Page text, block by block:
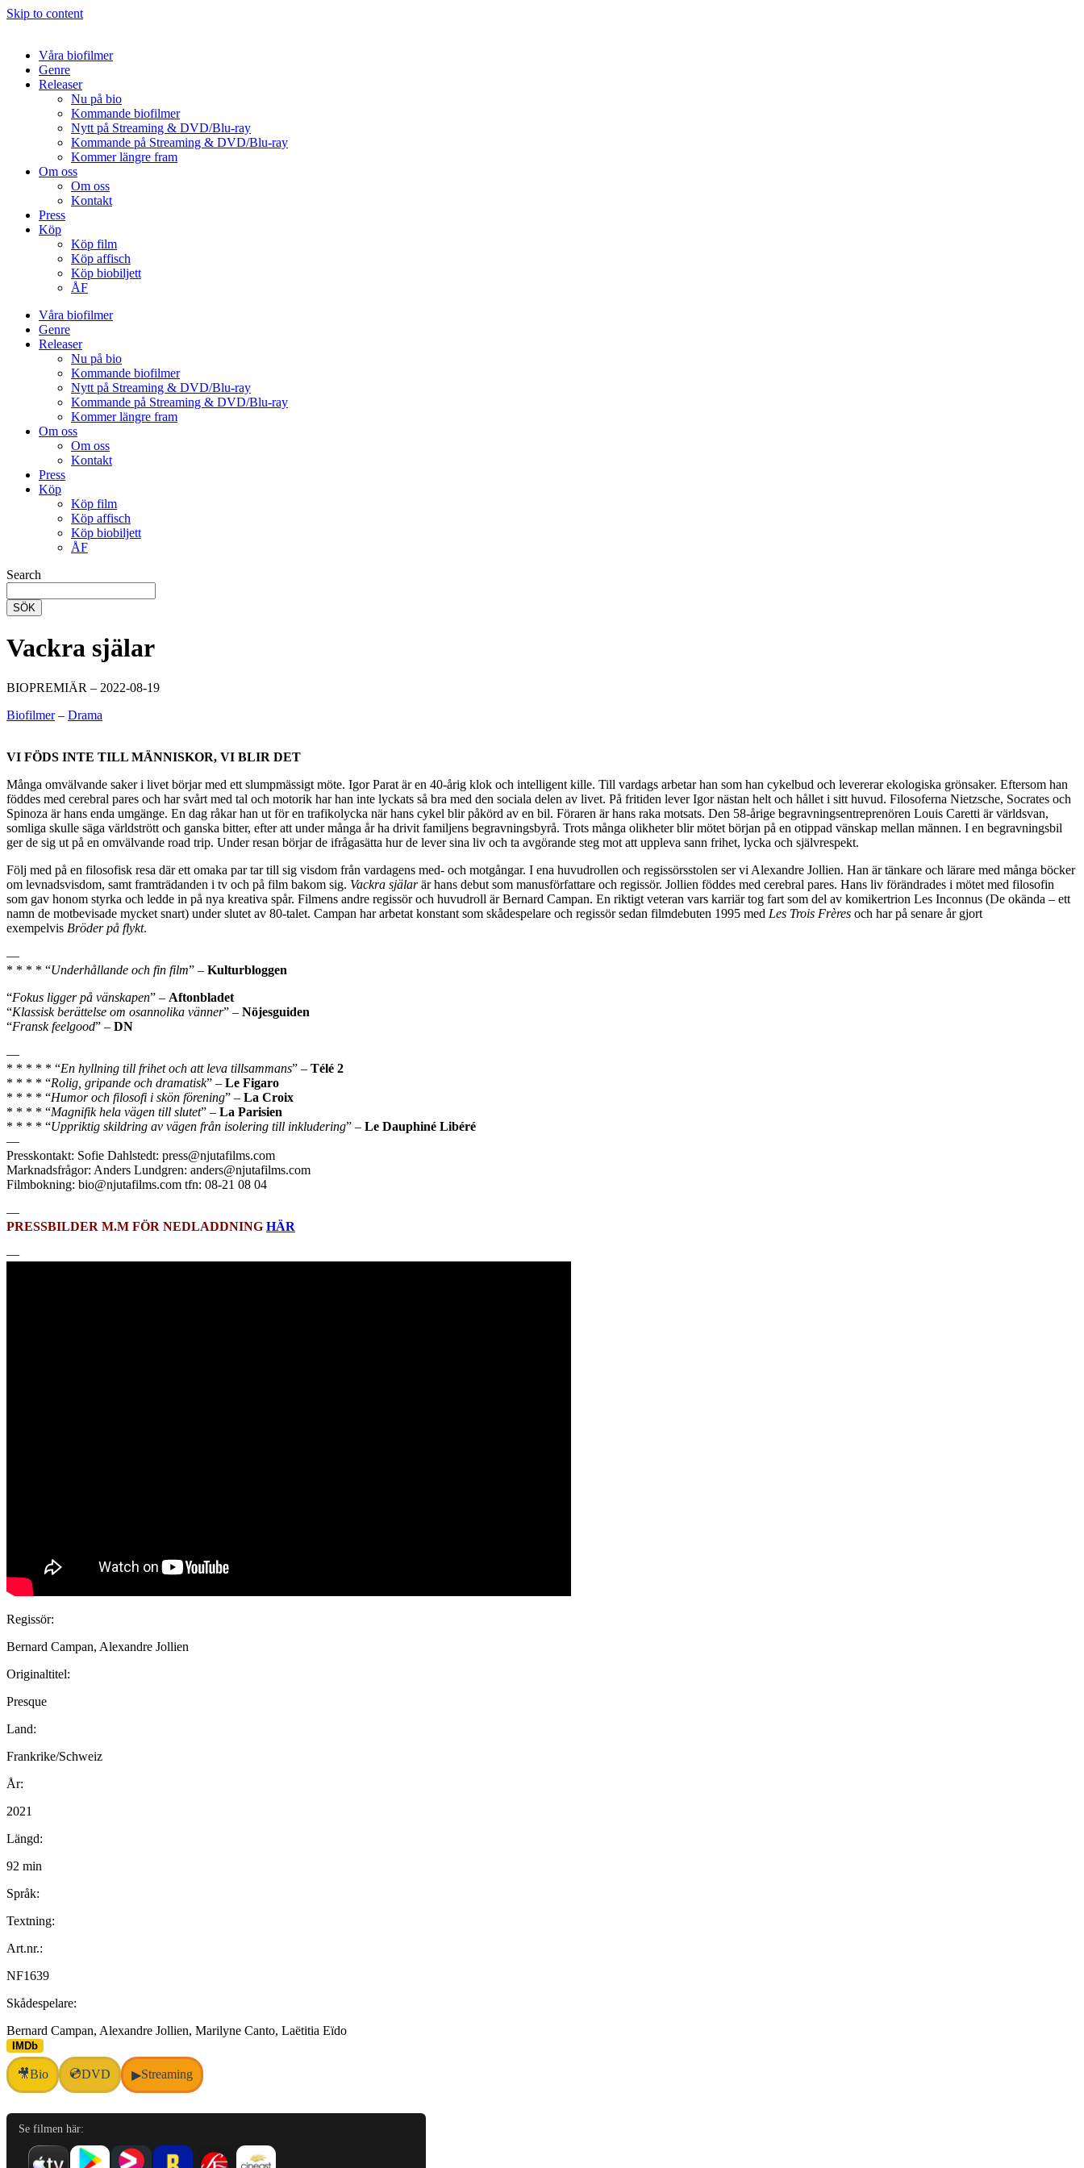
Skip to content
Våra biofilmer
Genre
Releaser
Nu på bio
Kommande biofilmer
Nytt på Streaming & DVD/Blu-ray
Kommande på Streaming & DVD/Blu-ray
Kommer längre fram
Om oss
Om oss
Kontakt
Press
Köp
Köp film
Köp affisch
Köp biobiljett
ÅF
Våra biofilmer
Genre
Releaser
Nu på bio
Kommande biofilmer
Nytt på Streaming & DVD/Blu-ray
Kommande på Streaming & DVD/Blu-ray
Kommer längre fram
Om oss
Om oss
Kontakt
Press
Köp
Köp film
Köp affisch
Köp biobiljett
ÅF
Search
SÖK
Vackra själar
BIOPREMIÄR – 2022-08-19
Biofilmer– Drama
VI FÖDS INTE TILL MÄNNISKOR, VI BLIR DET
Många omvälvande saker i livet börjar med ett slumpmässigt möte. Igor Parat är en 40-årig klok och intelligent kille. Till vardags arbetar han som han cykelbud och levererar ekologiska grönsaker. Eftersom han
föddes med cerebral pares och har svårt med tal och motorik har han inte lyckats så bra med den sociala delen av livet. På fritiden lever Igor nästan helt och hållet i sitt huvud. Filosoferna Nietzsche, Socrates och
Spinoza är hans enda umgänge. En dag råkar han ut för en trafikolycka när hans cykel blir påkörd av en bil. Föraren är hans raka motsats. Den 58-årige begravningsentreprenören Louis Caretti är världsvan,
somliga skulle säga världstrött och ganska bitter, efter att under många år ha drivit familjens begravningsbyrå. Trots många olikheter blir mötet början på en otippad vänskap mellan männen. I en begravningsbil
ger de sig ut på en omvälvande road trip. Under resan börjar de ifrågasätta hur de lever sina liv och ta avgörande steg mot att uppleva sann frihet, lycka och självrespekt.
Följ med på en filosofisk resa där ett omaka par tar till sig visdom från vardagens med- och motgångar. I ena huvudrollen och regissörsstolen ser vi Alexandre Jollien. Han är tänkare och lärare med många böcker
om levnadsvisdom, samt framträdanden i tv och på film bakom sig. Vackra själarär hans debut som manusförfattare och regissör. Jollien föddes med cerebral pares. Hans liv förändrades i mötet med filosofin
som gav honom styrka och ledde in på nya kreativa spår. Filmens andre regissör och huvudroll är Bernard Campan. En riktigt veteran vars karriär tog fart som del av komikertrion Les Inconnus (De okända – ett
namn de motbevisade mycket snart) under slutet av 80-talet. Campan har arbetat konstant som skådespelare och regissör sedan filmdebuten 1995 med Les Trois Frères och har på senare år gjort
exempelvis Bröder på flykt.
—
* * * * “Underhållande och fin film” – Kulturbloggen
“Fokus ligger på vänskapen” – Aftonbladet
“Klassisk berättelse om osannolika vänner” – Nöjesguiden
“Fransk feelgood” – DN
—
* * * * * “En hyllning till frihet och att leva tillsammans” – Télé 2
* * * * “Rolig, gripande och dramatisk” – Le Figaro
* * * * “Humor och filosofi i skön förening” – La Croix
* * * * “Magnifik hela vägen till slutet” – La Parisien
* * * * “Uppriktig skildring av vägen från isolering till inkludering” – Le Dauphiné Libéré
—
Presskontakt: Sofie Dahlstedt: press@njutafilms.com
Marknadsfrågor: Anders Lundgren: anders@njutafilms.com
Filmbokning: bio@njutafilms.com tfn: 08-21 08 04
—
PRESSBILDER M.M FÖR NEDLADDNING HÄR
—
Regissör:
Bernard Campan, Alexandre Jollien
Originaltitel:
Presque
Land:
Frankrike/Schweiz
År:
2021
Längd:
92 min
Språk:
Textning:
Art.nr.:
NF1639
Skådespelare:
Bernard Campan, Alexandre Jollien, Marilyne Canto, Laëtitia Eïdo
IMDb
🎥Bio 💿DVD ▶Streaming
Se filmen här: